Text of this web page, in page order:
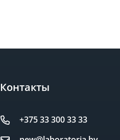
Контакты
+375 33 300 33 33